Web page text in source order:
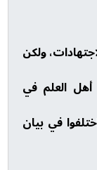
ولكن
العلم في
في بيان